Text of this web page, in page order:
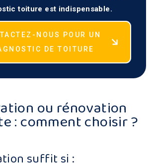
toiture est indispensable.
NOUS POUR UN
DE TOITURE
ou rénovation
: comment choisir ?
suffit si :